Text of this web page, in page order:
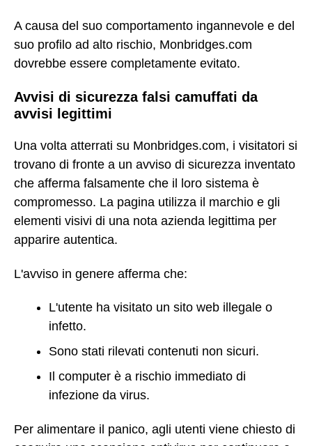
A causa del suo comportamento ingannevole e del
suo profilo ad alto rischio, Monbridges.com
dovrebbe essere completamente evitato.
Avvisi di sicurezza falsi camuffati da
avvisi legittimi
Una volta atterrati su Monbridges.com, i visitatori si
trovano di fronte a un avviso di sicurezza inventato
che afferma falsamente che il loro sistema è
compromesso. La pagina utilizza il marchio e gli
elementi visivi di una nota azienda legittima per
apparire autentica.
L'avviso in genere afferma che:
L'utente ha visitato un sito web illegale o
infetto.
Sono stati rilevati contenuti non sicuri.
Il computer è a rischio immediato di
infezione da virus.
Per alimentare il panico, agli utenti viene chiesto di